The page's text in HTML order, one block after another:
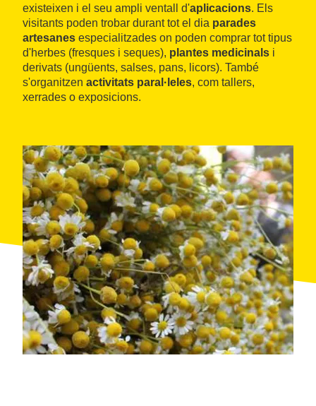
existeixen i el seu ampli ventall d'aplicacions. Els
visitants poden trobar durant tot el dia parades
artesanes especialitzades on poden comprar tot tipus
d'herbes (fresques i seques), plantes medicinals i
derivats (ungüents, salses, pans, licors). També
s'organitzen activitats paral·leles, com tallers,
xerrades o exposicions.